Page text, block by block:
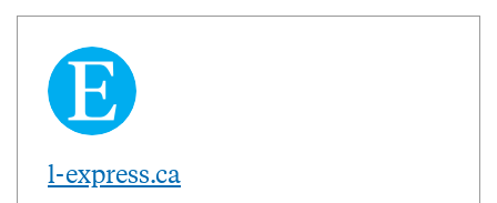
l-express.ca